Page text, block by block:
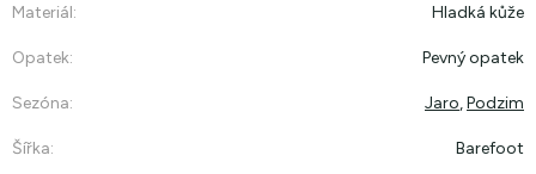
Materiál: Hladká kůže
Opatek: Pevný opatek
Sezóna: Jaro,Podzim
Šířka: Barefoot